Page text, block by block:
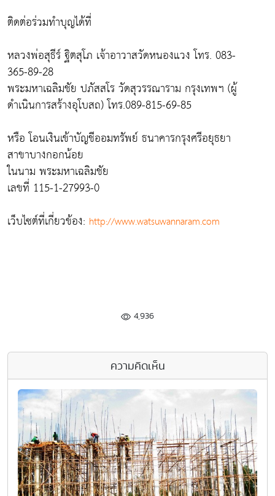
ติดต่อร่วมทำบุญได้ที่
หลวงพ่อสุธีร์ ฐิตสุโภ เจ้าอาวาสวัดหนองแวง โทร. 083-
365-89-28
พระมหาเฉลิมชัย ปภัสสโร วัดสุวรรณาราม กรุงเทพฯ (ผู้
ดำเนินการสร้างอุโบสถ) โทร.089-815-69-85
หรือ โอนเงินเข้าบัญชีออมทรัพย์ ธนาคารกรุงศรีอยุธยา
สาขาบางกอกน้อย
ในนาม พระมหาเฉลิมชัย
เลขที่ 115-1-27993-0
เว็บไซต์ที่เกี่ยวข้อง: http://www.watsuwannaram.com
4,936
ความคิดเห็น